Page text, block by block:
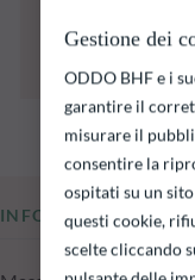
indicativi di
tempo.
INFORMAZIONI
Gestione dei
ODDO BHF e i
garantire il
misurare il
consentire la
ospitati su un
questi cookie,
scelte cliccando